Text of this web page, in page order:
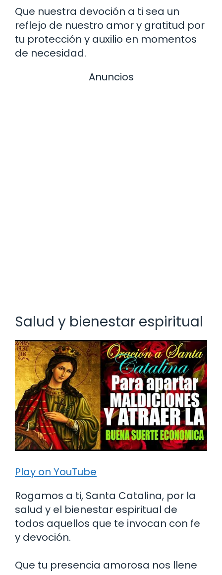
Que nuestra devoción a ti sea un
reflejo de nuestro amor y gratitud por
tu protección y auxilio en momentos
de necesidad.
Anuncios
Salud y bienestar espiritual
Play on YouTube
Rogamos a ti, Santa Catalina, por la
salud y el bienestar espiritual de
todos aquellos que te invocan con fe
y devoción.
Que tu presencia amorosa nos llene